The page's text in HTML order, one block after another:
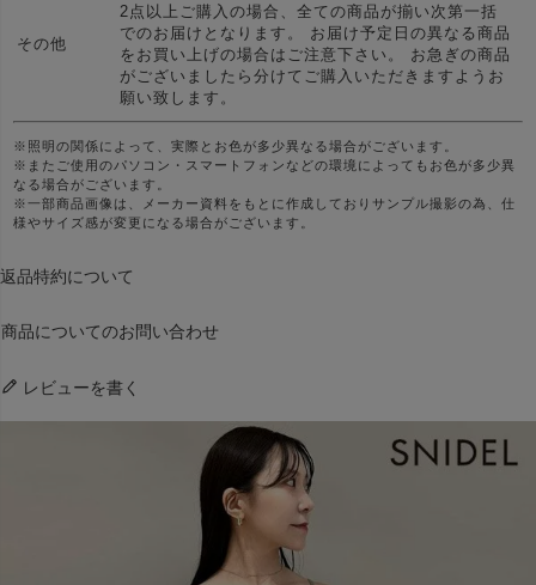
その他
2点以上ご購入の場合、全ての商品が揃い次第一括
でのお届けとなります。 お届け予定日の異なる商品
をお買い上げの場合はご注意下さい。 お急ぎの商品
がございましたら分けてご購入いただきますようお
願い致します。
※照明の関係によって、実際とお色が多少異なる場合がございます。
※またご使用のパソコン・スマートフォンなどの環境によってもお色が多少異
なる場合がございます。
※一部商品画像は、メーカー資料をもとに作成しておりサンプル撮影の為、仕
様やサイズ感が変更になる場合がございます。
返品特約について
商品についてのお問い合わせ
レビューを書く